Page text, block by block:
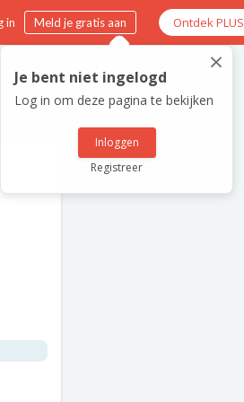
in Meld je gratis aan Ontdek PLUS
×
Je bent niet ingelogd
Log in om deze pagina te bekijken
Inloggen
Registreer